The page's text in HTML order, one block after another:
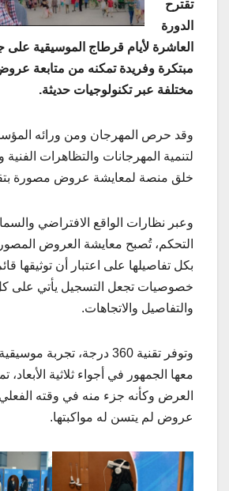
تقترح
الدورة
العاشرة لأيام قرطاج الموسيقية على
مبتكرة وفريدة تمكنه من متابعة
مختلفة عبر تكنولوجيات حديثة.
وقد حرص المهرجان ومن ورائه
لتنمية المهرجانات والتظاهرات الفنية
خلق منصة لمعايشة عروض مصورة بتقنية 360
وعبر نظارات الواقع الافتراضي
التحكم، تُصبح معايشة العروض
بكل تفاصيلها على اعتبار أن توثيقها
خصوصيات تجعل التسجيل يأتي على
والتفاصيل والاتجاهات.
وتوفر تقنية 360 درجة،
معها الجمهور في أجواء ثلاثية الأبعاد،
العرض وكأنه جزء منه في وقته الفعلي
عروض لم يتسن له مواكبتها.